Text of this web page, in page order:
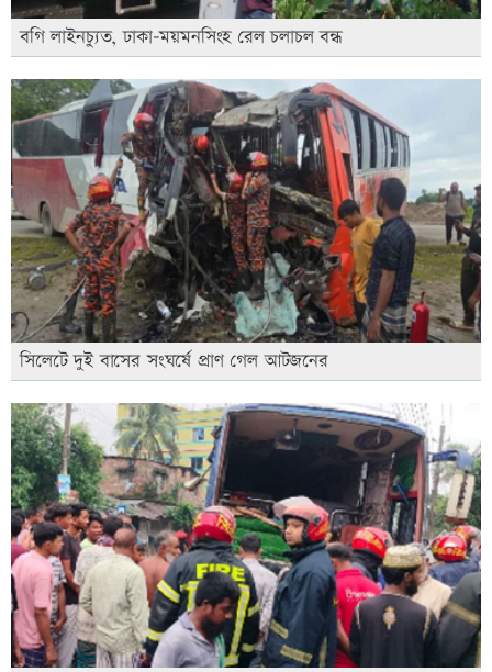
বগি লাইনচ্যুত, ঢাকা-ময়মনসিংহ রেল চলাচল বন্ধ
সিলেটে দুই বাসের সংঘর্ষে প্রাণ গেল আটজনের